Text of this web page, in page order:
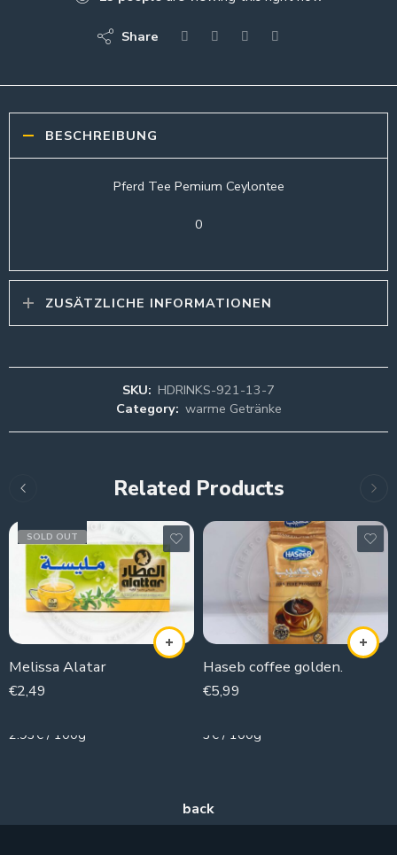
Share
BESCHREIBUNG
Pferd Tee Pemium Ceylontee
0
ZUSÄTZLICHE INFORMATIONEN
SKU: HDRINKS-921-13-7
Category: warme Getränke
Related Products
SOLD OUT
Melissa Alatar
€2,49
2.93€ / 100g
Haseb coffee golden.
€5,99
3€ / 100g